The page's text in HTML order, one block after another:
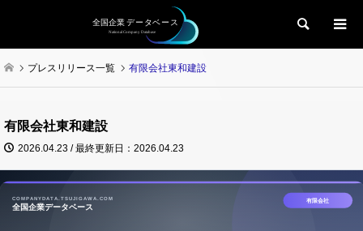
検索
プレスリリース一覧 有限会社東和建設
有限会社東和建設
2026.04.23 / 最終更新日：2026.04.23